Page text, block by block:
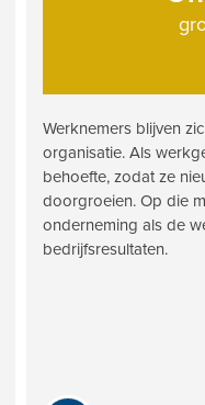
Werknemers blijven
organisatie. Als
behoefte, zodat ze
doorgroeien. Op die
onderneming als de
bedrijfsresultaten.